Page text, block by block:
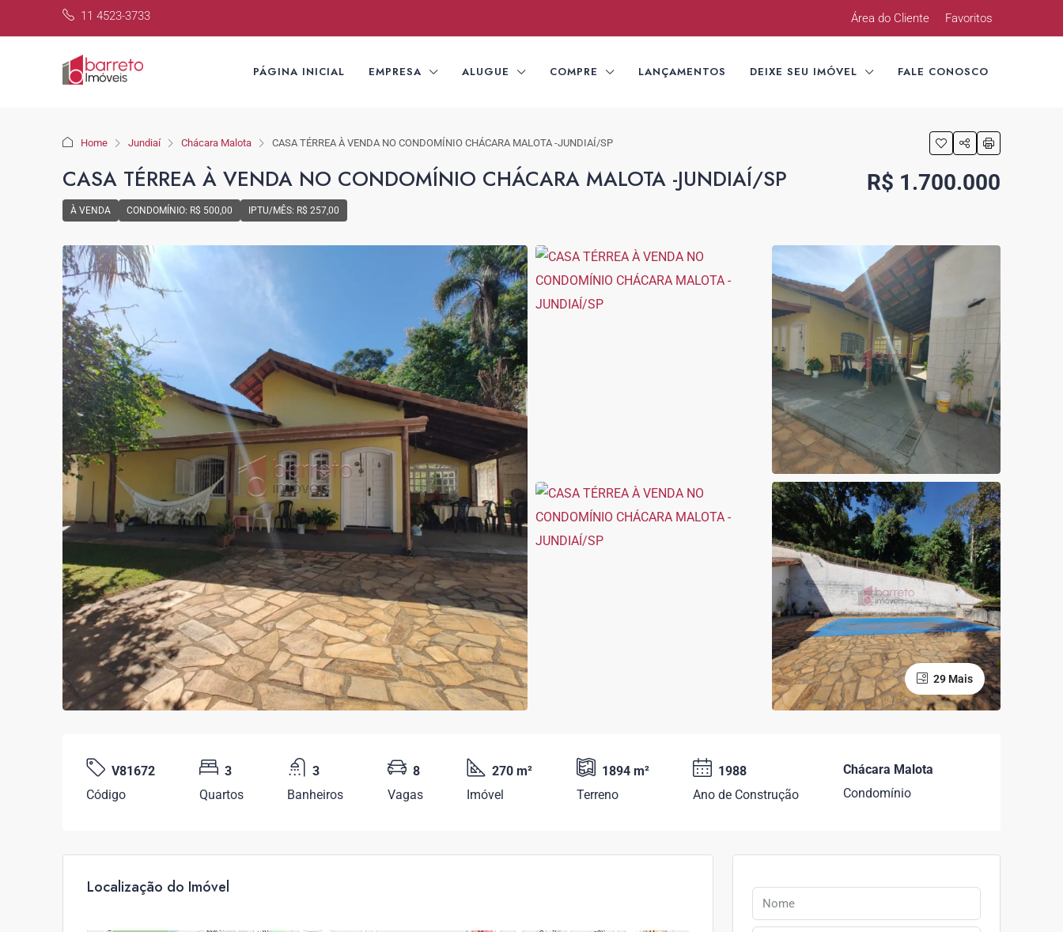
11 4523-3733 Área do Cliente Favoritos
PÁGINA INICIAL EMPRESA ALUGUE COMPRE LANÇAMENTOS DEIXE SEU IMÓVEL FALE CONOSCO
Home Jundiaí Chácara Malota CASA TÉRREA À VENDA NO CONDOMÍNIO CHÁCARA MALOTA -JUNDIAÍ/SP
CASA TÉRREA À VENDA NO CONDOMÍNIO CHÁCARA MALOTA -JUNDIAÍ/SP
À VENDA CONDOMÍNIO: R$ 500,00 IPTU/MÊS: R$ 257,00
R$ 1.700.000
29 Mais
V81672
Código
3
Quartos
3
Banheiros
8
Vagas
270 m²
Imóvel
1894 m²
Terreno
1988
Ano de Construção
Chácara Malota
Condomínio
Localização do Imóvel